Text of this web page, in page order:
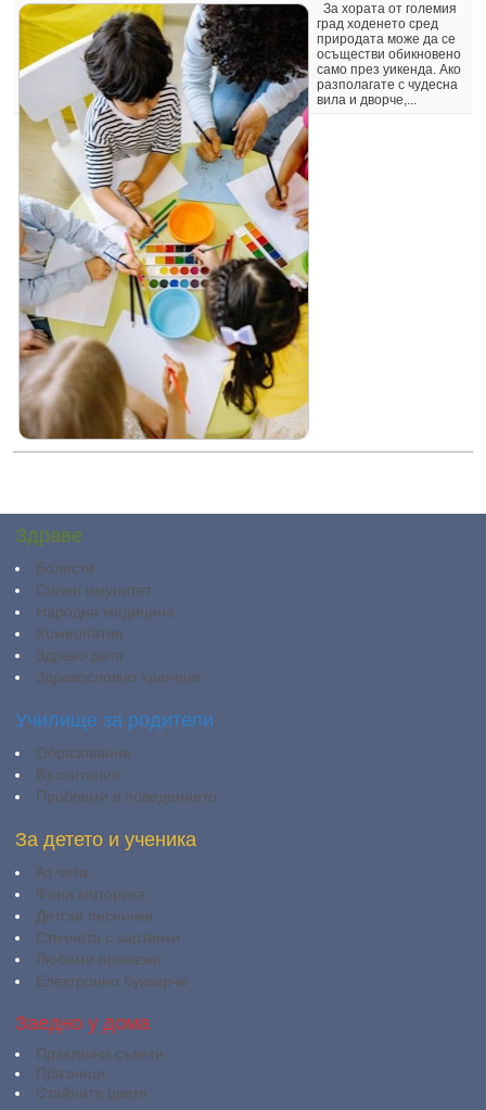
За хората от големия
град ходенето сред
природата може да се
осъществи обикновено
само през уикенда. Ако
разполагате с чудесна
вила и дворче,...
Здраве
Болести
Силен имунитет
Народна медицина
Хомеопатия
Здраво дете
Здравословно хранене
Училище за родители
Образование
Възпитание
Проблеми в поведението
За детето и ученика
Аз чета
Фина моторика
Детски песнички
Стихчета с картинки
Любими приказки
Електронно букварче
Заедно у дома
Практични съвети
Празници
Стайните цветя